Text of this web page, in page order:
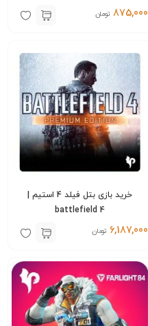
875,000 تومان
خرید بازی بتل فیلد 4 استیم |
battlefield 4
6,187,000 تومان